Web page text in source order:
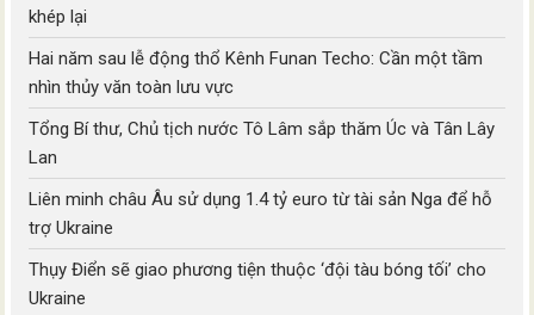
khép lại
Hai năm sau lễ động thổ Kênh Funan Techo: Cần một tầm
nhìn thủy văn toàn lưu vực
Tổng Bí thư, Chủ tịch nước Tô Lâm sắp thăm Úc và Tân Lây
Lan
Liên minh châu Âu sử dụng 1.4 tỷ euro từ tài sản Nga để hỗ
trợ Ukraine
Thụy Điển sẽ giao phương tiện thuộc ‘đội tàu bóng tối’ cho
Ukraine